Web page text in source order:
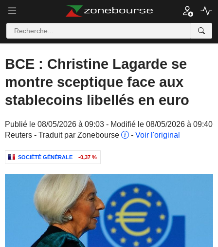
BCE : Christine Lagarde se
montre sceptique face aux
stablecoins libellés en euro
Publié le 08/05/2026 à 09:03 - Modifié le 08/05/2026 à 09:40
Reuters - Traduit par Zonebourse
- Voir l'original
SOCIÉTÉ GÉNÉRALE -0,37 %